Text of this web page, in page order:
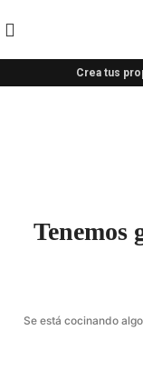
Crea tus
Tenemos
Se está cocinando